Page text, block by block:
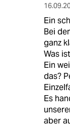
Ein
Bei
ganz
Was
Ein
das?
Es
aber